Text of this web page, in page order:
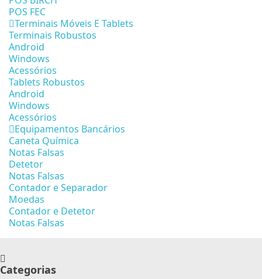
POS FEC
Terminais Móveis E Tablets
Terminais Robustos
Android
Windows
Acessórios
Tablets Robustos
Android
Windows
Acessórios
Equipamentos Bancários
Caneta Química
Notas Falsas
Detetor
Notas Falsas
Contador e Separador
Moedas
Contador e Detetor
Notas Falsas
Categorias